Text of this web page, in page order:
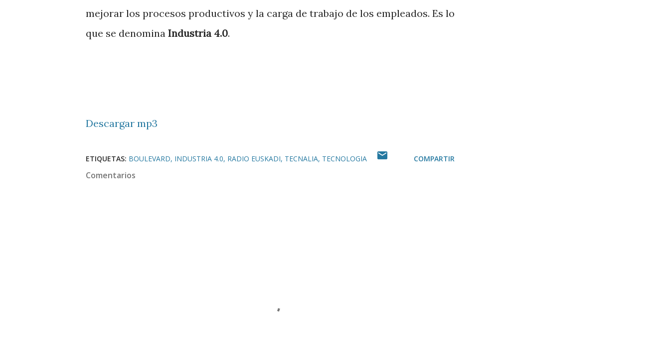
mejorar los procesos productivos y la carga de trabajo de los empleados. Es lo
que se denomina Industria 4.0.
Descargar mp3
ETIQUETAS: BOULEVARD INDUSTRIA 4.0 RADIO EUSKADI TECNALIA TECNOLOGIA COMPARTIR
Comentarios